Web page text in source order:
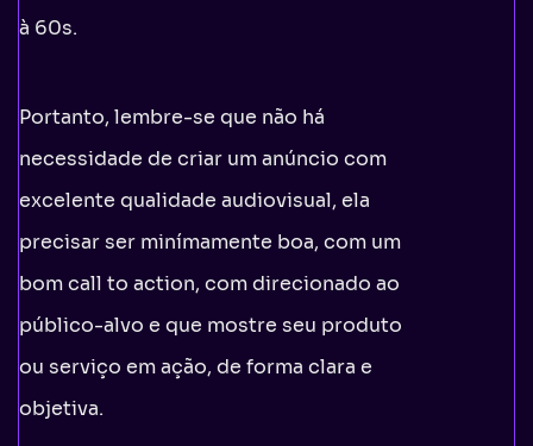
à 60s.
Portanto, lembre-se que não há
necessidade de criar um anúncio com
excelente qualidade audiovisual, ela
precisar ser minímamente boa, com um
bom call to action, com direcionado ao
público-alvo e que mostre seu produto
ou serviço em ação, de forma clara e
objetiva.